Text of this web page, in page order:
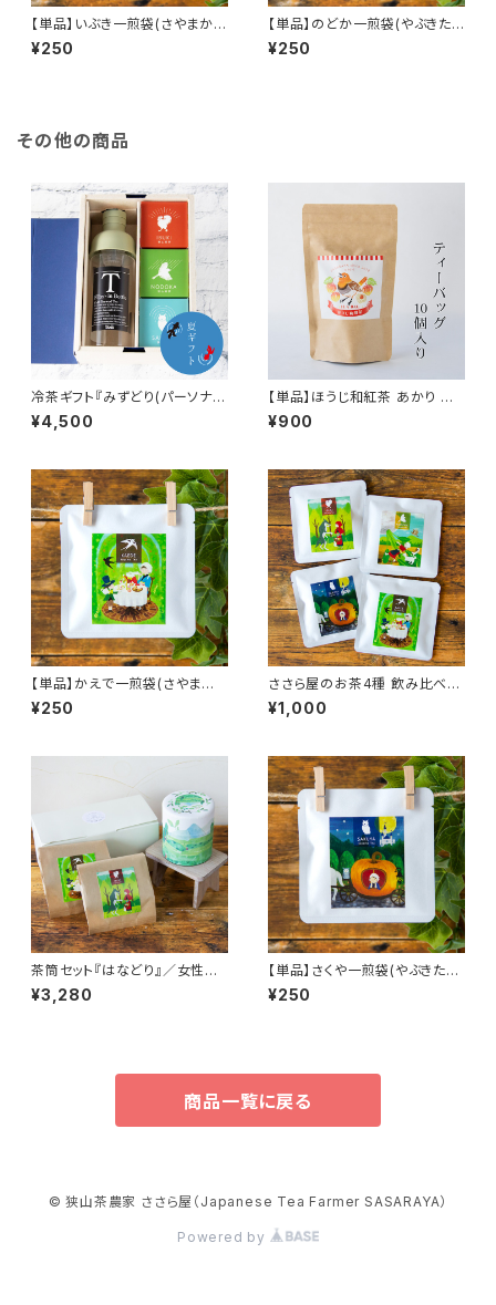
【単品】いぶき一煎袋(さやまかお
りティーバッグ2個入り)／ささら
屋のお茶を手軽におためし！
¥250
【単品】のどか一煎袋(やぶきたテ
ィーバッグ2個入り)／ささら屋の
お茶を手軽におためし！
¥250
その他の商品
冷茶ギフト『みずどり(パーソナ
ル)』／一人暮らしの友達や日々
を頑張る大切な人へのプレゼン
¥4,500
【単品】ほうじ和紅茶 あかり ティ
ーバッグ(10個入り)／さむい夜、
身も心もほっとほぐれる甘みの
¥900
【単品】かえで一煎袋(さやまか
おり和紅茶ティーバッグ2個入
り)／ささら屋のお茶を手軽にお
¥250
ささら屋のお茶4種 飲み比べ一
煎袋セット／ささら屋のお茶の
味見・お試しに！
¥1,000
茶筒セット『はなどり』／女性に
喜ばれる可愛い茶筒セット
¥3,280
【単品】さくや一煎袋(やぶきた・
さやまかおりブレンドティーバッ
グ2個入り)／ささら屋のお茶を
¥250
商品一覧に戻る
© 狭山茶農家 ささら屋（Japanese Tea Farmer SASARAYA）
Powered by